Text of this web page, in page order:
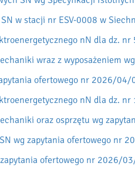
w stacji nr ESV-0008 w
nN dla dz.
wraz z wyposażeniem
ofertowego nr 2026/04/
nN dla dz.
oraz osprzętu wg
wg zapytania ofertowego nr
ofertowego nr 2026/